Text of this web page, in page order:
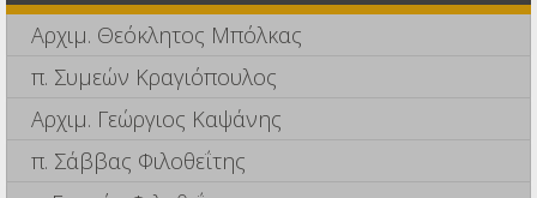
Αρχιμ. Θεόκλητος Μπόλκας
π. Συμεών Κραγιόπουλος
Αρχιμ. Γεώργιος Καψάνης
π. Σάββας Φιλοθεΐτης